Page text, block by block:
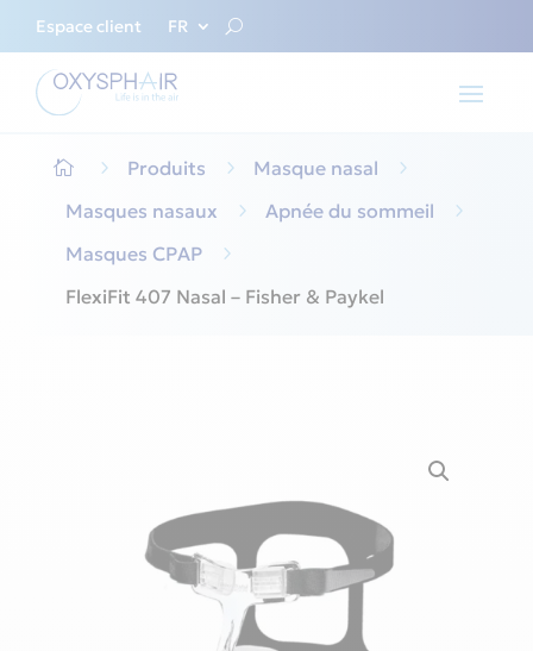
Espace client FR
 5 Produits 5 Masque nasal
5
Masques nasaux
5 Apnée du sommeil
5
Masques CPAP
5
FlexiFit 407 Nasal – Fisher & Paykel